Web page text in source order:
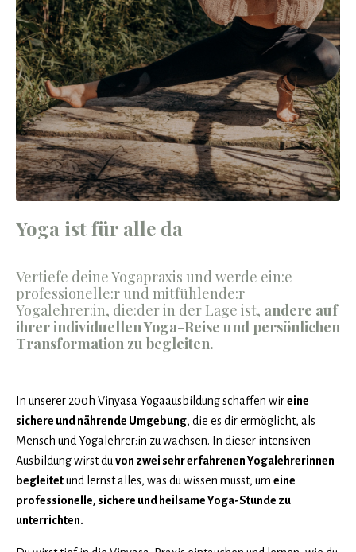
Yoga ist für alle da
Vertiefe deine Yogapraxis und werde ein:e
professionelle:r und mitfühlende:r
Yogalehrer:in, die:der in der Lage ist, andere auf
ihrer individuellen Yoga-Reise und persönlichen
Transformation zu begleiten.
In unserer 200h Vinyasa Yogaausbildung schaffen wireine
sichere und nährende Umgebung, die es dir ermöglicht, als
Mensch und Yogalehrer:in zu wachsen. In dieser intensiven
Ausbildung wirst du von zwei sehr erfahrenen Yogalehrerinnen
begleitetund lernst alles, was du wissen musst, um eine
professionelle, sichere und heilsame Yoga-Stunde zu
unterrichten.